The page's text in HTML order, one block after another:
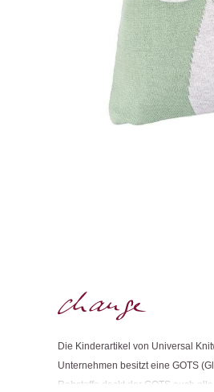
Die Kinderartikel von Universal
Unternehmen besitzt eine GOTS
Rohstoffe deckt der GOTS auch